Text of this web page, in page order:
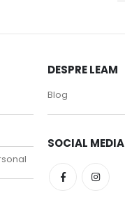
DESPRE LEAM
Blog
SOCIAL MEDIA